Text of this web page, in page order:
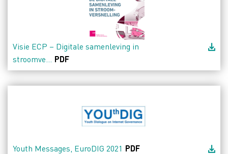
Visie ECP – Digitale samenleving in
stroomve...
PDF
Youth Messages, EuroDIG 2021 PDF